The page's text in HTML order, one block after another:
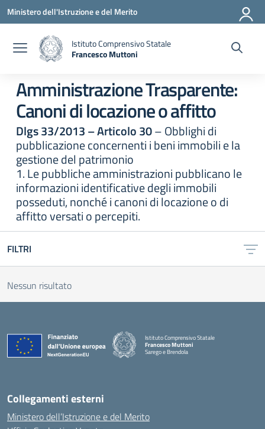
Vai ai contenuti
Vai al menu di navigazione
Vai al footer
Ministero dell'Istruzione e del Merito
Istituto Comprensivo Statale
Francesco Muttoni
Amministrazione Trasparente:
Canoni di locazione o affitto
Dlgs 33/2013 – Articolo 30– Obblighi di
pubblicazione concernenti i beni immobili e la
gestione del patrimonio
1. Le pubbliche amministrazioni pubblicano le
informazioni identificative degli immobili
posseduti, nonché i canoni di locazione o di
affitto versati o percepiti.
FILTRI
Nessun risultato
Istituto Comprensivo Statale
Francesco Muttoni
Sarego e Brendola
— Visita la pagina iniziale della scuola
Collegamenti esterni
Ministero dell’Istruzione e del Merito